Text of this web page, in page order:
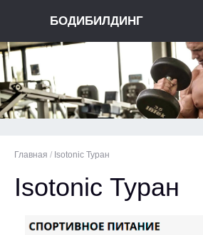
БОДИБИЛДИНГ
Главная / Isotonic Туран
Isotonic Туран